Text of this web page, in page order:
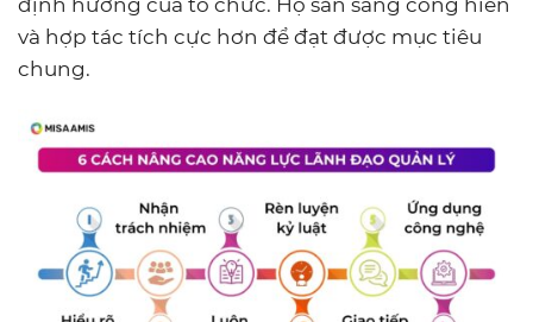
định hướng của tổ chức. Họ sẵn sàng cống hiến
và hợp tác tích cực hơn để đạt được mục tiêu
chung.